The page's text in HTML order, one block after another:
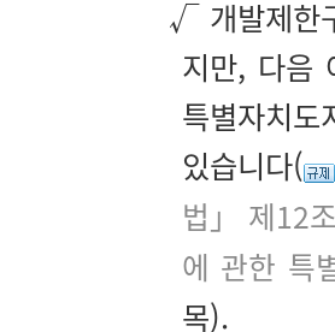
√ 개발제한
지만, 다음
특별자치도
있습니다(
법」 제12
에 관한 특
목).